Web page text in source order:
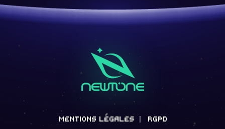
MENTIONS LÉGALES RGPD